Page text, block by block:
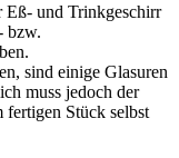
Eß- und Trinkgeschirr
bzw.
sind einige Glasuren
muss jedoch der
Stück selbst